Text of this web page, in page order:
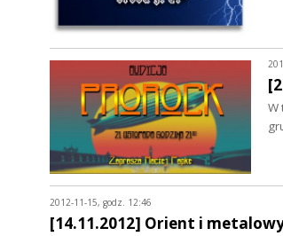
W
2012-11-15, godz. 12:46
[14.11.2012] Orient i